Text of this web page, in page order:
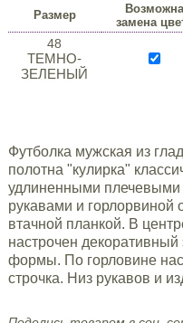
Размер
Возможна
замена
48
ТЕМНО-
ЗЕЛЕНЫЙ
Футболка мужская из
полотна "кулирка"
удлиненными
рукавами и
втачной планкой. В
настрочен
формы. По горловине
строчка. Низ рукавов и